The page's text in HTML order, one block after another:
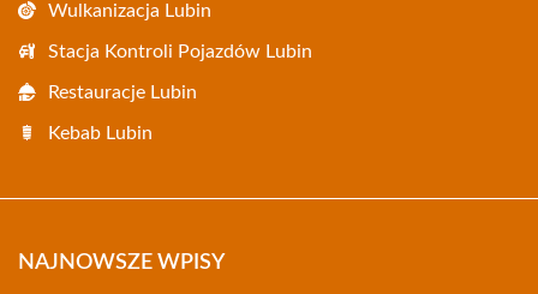
Wulkanizacja Lubin
Stacja Kontroli Pojazdów Lubin
Restauracje Lubin
Kebab Lubin
NAJNOWSZE WPISY